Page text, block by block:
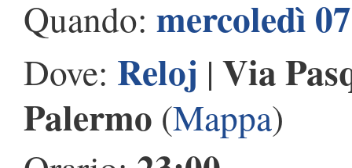
Quando: mercoledì
Dove: Reloj | Via
Palermo (Mappa)